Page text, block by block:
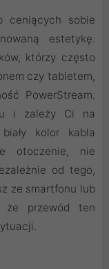
ceniących sobie
estetykę.
którzy często
czy tabletem,
PowerStream.
i zależy Ci na
kolor kabla
otoczenie, nie
od tego,
ze smartfonu lub
że przewód ten